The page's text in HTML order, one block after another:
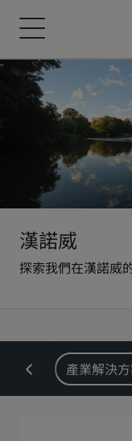
我們的品牌
Radisson Hotels
Radisson Collection
Park Plaza
尋找您的酒店
度假酒店
機場酒店
會議與活動
探索 Radisson
預訂會議空間
活動目的地
搜尋航班
用餐
數位服務
Radisson Hotels
酒店優惠
探索優惠折扣
首次預訂？
事先預訂
旅行創意
適合家庭的酒店
Rad Pets
環保酒店
商務旅客
Radisson
會員福利
如何賺取積分
漢諾威
探索我們在漢諾威
產業解決